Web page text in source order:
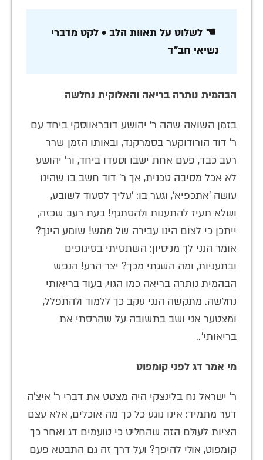
☚ לשלוט על תאוות הלב • לקט מדברי
נשיאי חב"ד
הבהמית נותרה בריאה והאלוקית נחלשה
בזמן השואה שהה ר' יהושע דובראווסקי ביחד עם
ר' דוד הורודוקער בסמרקנד, ובאותו הזמן שרר
רעב כבד, פעם אחת ישבו וסעדו ביחד, ור' יהושע
לא אכל מסיבה טכנית, אך ר' דוד חשב בו שהינו
עושה 'אתכפיא', וגער בו: 'עליך לסעוד לשובע,
ושלא תעיז להתענות ולהסתגף! בעת רעב שכזה,
ייתכן כי לצום הינו עבירה של ממש! שומע הינך?
אומר הנני לך מניסיון: השתטיתי בסיגופים
ובתעניות, ומה השגתי מכך? יצר הרע! הנפש
הבהמית נותרה בריאה כמו הגוי, בעוד בריאותי
נחלשה. מתקשה הנני עקב כך ללמוד ולהתפלל,
ומצטער אני ושב בתשובה על שהרסתי את
בריאותי'..
מי אמר דג לפני קומפוט
ר' ישראל נח בלינצקי היה מצטט את דברי ר' איצ'ה
דער מתמיד: אינו נוגע כל כך מה אוכלים, אלא עצם
הציות לעולם הזה שהחליט כי טועמים דג ואחר כך
קומפוט, אולי להיפך? ועל דרך זה גם התבטא פעם